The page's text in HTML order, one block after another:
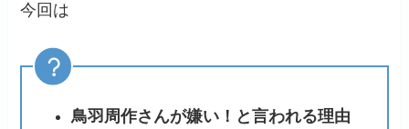
今回は
鳥羽周作さんが嫌い！と言われる理由